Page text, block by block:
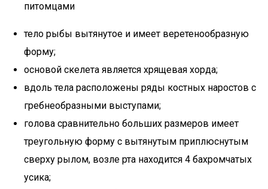
питомцами
тело рыбы вытянутое и имеет веретенообразную
форму;
основой скелета является хрящевая хорда;
вдоль тела расположены ряды костных наростов с
гребнеобразными выступами;
голова сравнительно больших размеров имеет
треугольную форму с вытянутым приплюснутым
сверху рылом, возле рта находится 4 бахромчатых
усика;